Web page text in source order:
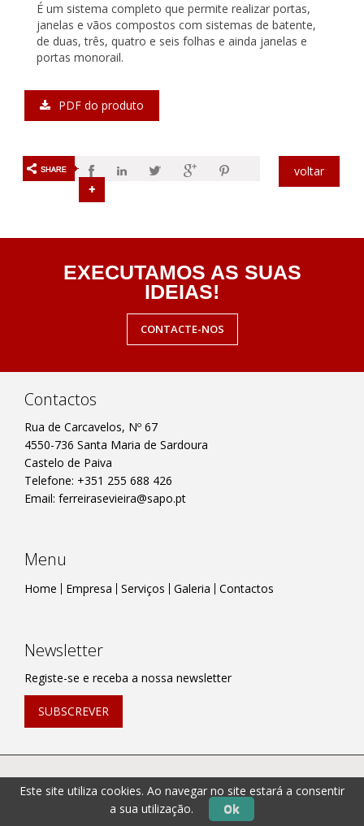
Este site utiliza cookies. Ao navegar no site estará a consentir
a sua utilização.
Ok
É um sistema completo que permite realizar portas,
janelas e vãos compostos com sistemas de batente,
de duas, três, quatro e seis folhas e ainda janelas e
portas monorail.
PDF do produto
voltar
EXECUTAMOS AS SUAS
IDEIAS!
CONTACTE-NOS
Contactos
Rua de Carcavelos, Nº 67
4550-736 Santa Maria de Sardoura
Castelo de Paiva
Telefone: +351 255 688 426
Email: ferreirasevieira@sapo.pt
Menu
Home Empresa Serviços Galeria Contactos
Newsletter
Registe-se e receba a nossa newsletter
SUBSCREVER
reservados. | Powered by
Vectweb®